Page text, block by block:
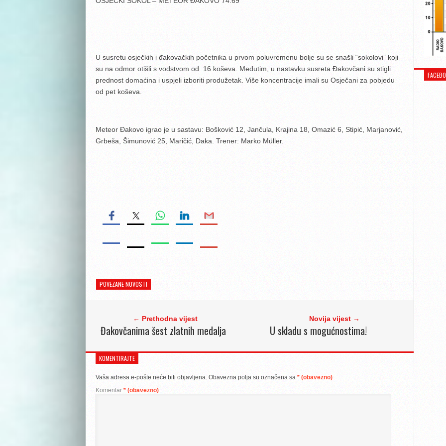
U susretu osječkih i đakovačkih početnika u prvom poluvremenu bolje su se snašli “sokolovi” koji
su na odmor otišli s vodstvom od 16 koševa. Međutim, u nastavku susreta Đakovčani su stigli
prednost domaćina i uspjeli izboriti produžetak. Više koncentracije imali su Osječani za pobjedu
od pet koševa.
Meteor Đakovo igrao je u sastavu: Bošković 12, Jančula, Krajina 18, Omazić 6, Stipić, Marjanović,
Grbeša, Šimunović 25, Maričić, Daka. Trener: Marko Müller.
POVEZANE NOVOSTI
← Prethodna vijest
Đakovčanima šest zlatnih medalja
Novija vijest →
U skladu s mogućnostima!
KOMENTIRAJTE
Vaša adresa e-pošte neće biti objavljena. Obavezna polja su označena sa * (obavezno)
Komentar * (obavezno)